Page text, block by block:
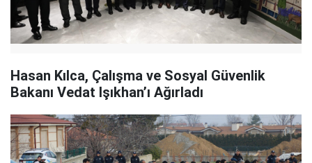
Hasan Kılca, Çalışma ve Sosyal Güvenlik
Bakanı Vedat Işıkhan’ı Ağırladı